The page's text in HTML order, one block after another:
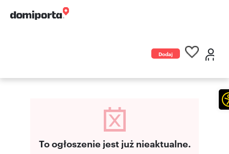
Dodaj
To ogłoszenie jest już nieaktualne.